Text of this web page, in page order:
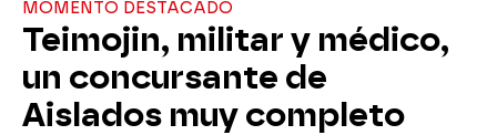
MOMENTO DESTACADO
Teimojin, militar y médico,
un concursante de
Aislados muy completo